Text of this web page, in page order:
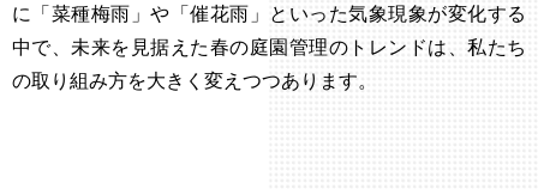
に「菜種梅雨」や「催花雨」といった気象現象が変化する
中で、未来を見据えた春の庭園管理のトレンドは、私たち
の取り組み方を大きく変えつつあります。